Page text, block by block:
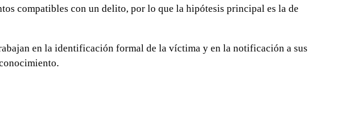
compatibles con un delito, por lo que la hipótesis principal es la de
en la identificación formal de la víctima y en la notificación a sus